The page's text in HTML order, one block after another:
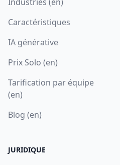
Caractéristiques
IA générative
Prix Solo (en)
Tarification par équipe
(en)
Blog (en)
JURIDIQUE